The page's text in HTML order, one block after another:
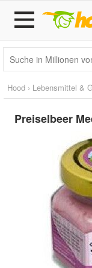
Hood › Lebensmittel &
Preiselbeer